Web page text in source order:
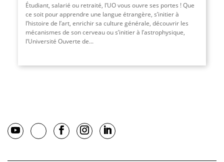
Étudiant, salarié ou retraité, l’UO vous ouvre ses portes ! Que
ce soit pour apprendre une langue étrangère, s’initier à
l’histoire de l’art, enrichir sa culture générale, découvrir les
mécanismes de son cerveau ou s’initier à l’astrophysique,
l’Université Ouverte de...